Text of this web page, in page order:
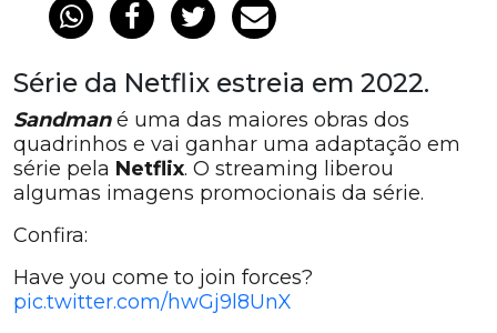
Série da Netflix estreia em 2022.
Sandmané uma das maiores obras dos
quadrinhos e vai ganhar uma adaptação em
série pela Netflix. O streaming liberou
algumas imagens promocionais da série.
Confira:
Have you come to join forces?
pic.twitter.com/hwGj9l8UnX